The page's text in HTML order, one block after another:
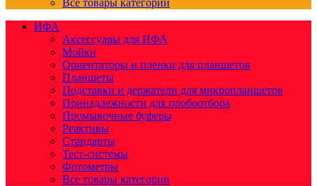
Все товары категории
ИФА
Аксессуары для ИФА
Мойки
Ориентаторы и пленки для планшетов
Планшеты
Подставки и держатели для микропланшетов
Принадлежности для пробоотбора
Промывочные буферы
Реактивы
Стандарты
Тест-системы
Фотометры
Все товары категории